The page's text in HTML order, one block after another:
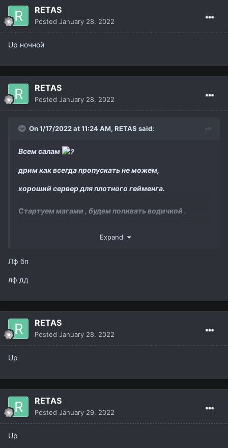
RETAS
Posted January 28, 2022
Up ночной
RETAS
Posted January 28, 2022
On 1/17/2022 at 11:24 AM, RETAS said:
Всем салам
дрим как всегда пропускать не можем,
хороший сервер для плотного гейменга.
Стартуем магами , будем поливать водичкой .
На ак будем фул Овер пак ! Как на прошлым
ребят,
1 дд , 1 бп 2-3 рес .
связь @brothertyside Телеграмм
вк vk.com/farxat_retas
Expand
Лф бп
лф дд
RETAS
Posted January 28, 2022
Up
RETAS
Posted January 29, 2022
Up